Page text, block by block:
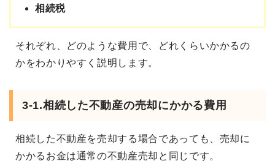
相続税
それぞれ、どのような費用で、どれくらいかかるの
かをわかりやすく説明します。
3-1.相続した不動産の売却にかかる費用
相続した不動産を売却する場合であっても、売却に
かかるお金は通常の不動産売却と同じです。